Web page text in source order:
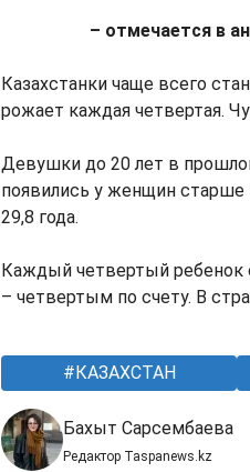
– отмечается в
Казахстанки чаще всего
рожает каждая четвертая.
Девушки до 20 лет в
появились у женщин старше
29,8 года.
Каждый четвертый
– четвертым по счету. В
КАЗАХСТАН
Бахыт Сарсембаева
Редактор Taspanews.kz